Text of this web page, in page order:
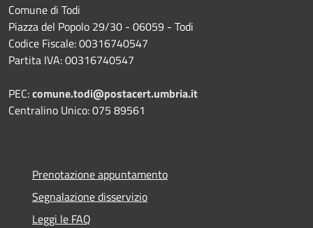
Comune di Todi
Piazza del Popolo 29/30 - 06059 - Todi
Codice Fiscale: 00316740547
Partita IVA: 00316740547
PEC:comune.todi@postacert.umbria.it
Centralino Unico: 075 89561
Prenotazione appuntamento
Segnalazione disservizio
Leggi le FAQ